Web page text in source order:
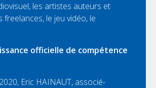
les artistes auteurs et
freelances, le jeu vidéo, le
officielle de compétence
Eric HAINAUT, associé-